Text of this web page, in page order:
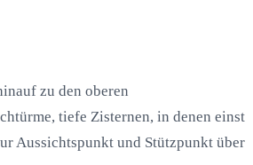
zu den oberen
tiefe Zisternen, in denen einst
Aussichtspunkt und Stützpunkt über